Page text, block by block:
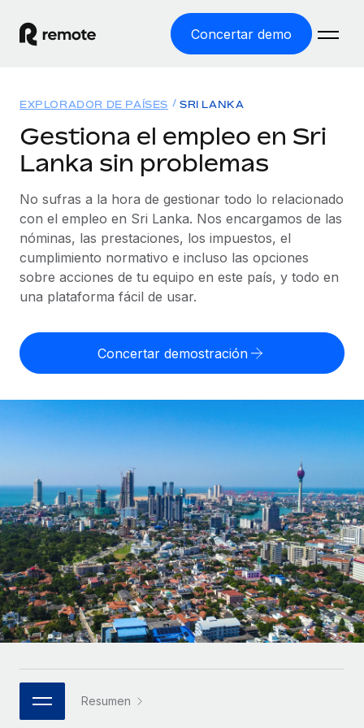
Concertar demo
EMPLEO GLOBAL
Nómina global
Gestiona las nóminas de forma sencilla y conforme a la
legalidad.
Employer of Record
Expándete en todo el mundo sin gastar en entidades.
cumpliendo la normativa.
Integra y gestiona a autónomos globalmente.
INFRAESTRUCTURA
Conexión Remote
Integra los RR. HH. en tus flujos de trabajo sin
complicaciones.
Plataforma
Funciones esenciales de RR. HH. integradas para tu
Conectar
Conecta cualquier herramienta de IA con Remote
Soluciones
COBERTURA MUNDIAL
Explorador de países
Consulta el soporte del empleo global según el país.
Explorador estatal de EE. UU.
Simplifica la contratación en todos los estados de EE.
Comparador de Remote
Compáranos con otras empresas.
ETAPAS DE CRECIMIENTO
Soluciones ágiles de RR. HH. globales y nóminas para
empresas en crecimiento.
Mediana empresa
Amplía tu equipo con soluciones de RR. HH.
personalizadas.
Empresa
RR. HH. globales para grandes empresas.
ASOCIARSE
Socios tecnológicos estratégicos
Integra la gestión de los RR. HH. globales en tu
Recursos
HERRAMIENTAS Y CALCULADORAS
Calculadora del riesgo de clasificación errónea
Consulta el riesgo de clasificación errónea por país.
cualquier país.
Descubre opciones de divisas y tiempos de pago para
APRENDIZAJE CON REMOTE
Guías y recursos
Casos prácticos
Glosario de RR. HH.
Listas de verificación y plantillas
Biblioteca de descripciones de puestos
Webinarios
Precios
English
Nederlands
Français
Deutsch
Español
Italiano
Português (Portugal)
日本語
한국어
中文（简体）
EXPLORADOR DE PAÍSES SRI LANKA
Gestiona el empleo en Sri
Lanka sin problemas
No sufras a la hora de gestionar todo lo relacionado
con el empleo en Sri Lanka. Nos encargamos de las
nóminas, las prestaciones, los impuestos, el
cumplimiento normativo e incluso las opciones
sobre acciones de tu equipo en este país, y todo en
una plataforma fácil de usar.
Concertar demostración
Resumen